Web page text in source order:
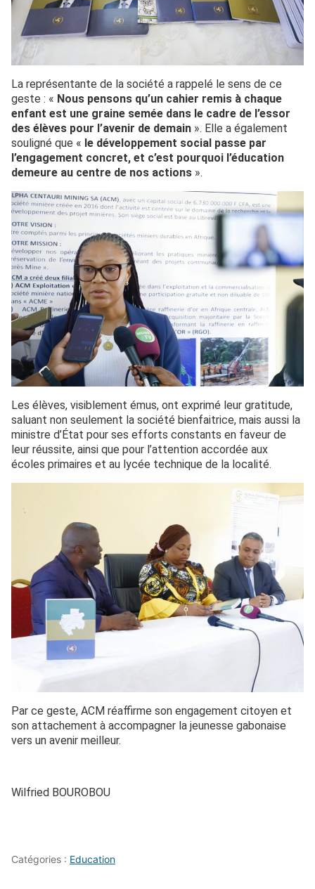
La représentante de la société a rappelé le sens de ce
geste : « Nous pensons qu’un cahier remis à chaque
enfant est une graine semée dans le cadre de l’essor
des élèves pour l’avenir de demain ». Elle a également
souligné que « le développement social passe par
l’engagement concret, et c’est pourquoi l’éducation
demeure au centre de nos actions ».
Les élèves, visiblement émus, ont exprimé leur gratitude,
saluant non seulement la société bienfaitrice, mais aussi la
ministre d’État pour ses efforts constants en faveur de
leur réussite, ainsi que pour l’attention accordée aux
écoles primaires et au lycée technique de la localité.
Par ce geste, ACM réaffirme son engagement citoyen et
son attachement à accompagner la jeunesse gabonaise
vers un avenir meilleur.
Wilfried BOUROBOU
Catégories : Education